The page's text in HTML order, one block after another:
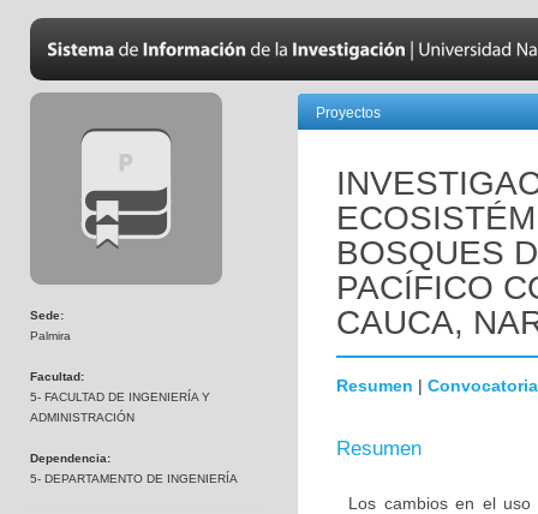
Sede:
Palmira
Facultad:
5- FACULTAD DE INGENIERÍA Y
ADMINISTRACIÓN
Dependencia:
5- DEPARTAMENTO DE INGENIERÍA
Proyectos
BOSQUES
PACÍFICO
CAUCA,
Resumen | Convocatoria
Resumen
Los cambios en el